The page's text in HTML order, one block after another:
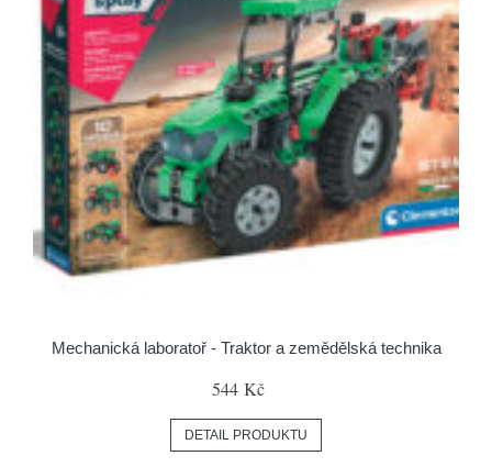
Mechanická laboratoř - Traktor a zemědělská technika
544 Kč
DETAIL PRODUKTU